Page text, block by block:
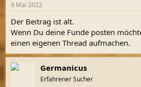
e
:
9 Mai 2022
Der Beitrag ist alt.
Wenn Du deine Funde posten
einen eigenen Thread aufmachen.
Germanicus
Erfahrener Sucher